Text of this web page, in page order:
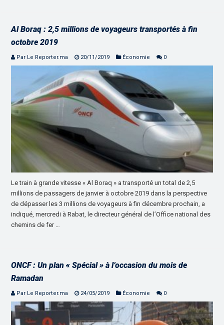
Al Boraq : 2,5 millions de voyageurs transportés à fin
octobre 2019
Par Le Reporter.ma 20/11/2019 Économie 0
Le train à grande vitesse « Al Boraq » a transporté un total de 2,5
millions de passagers de janvier à octobre 2019 dans la perspective
de dépasser les 3 millions de voyageurs à fin décembre prochain, a
indiqué, mercredi à Rabat, le directeur général de l’Office national des
chemins de fer …
ONCF : Un plan « Spécial » à l’occasion du mois de
Ramadan
Par Le Reporter.ma 24/05/2019 Économie 0